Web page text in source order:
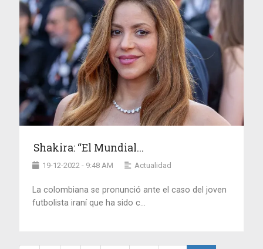
Shakira: “El Mundial...
19-12-2022 - 9:48 AM Actualidad
La colombiana se pronunció ante el caso del joven
futbolista iraní que ha sido c...